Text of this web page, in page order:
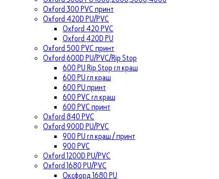
Oxford 300 PVC принт
Oxford 420D PU/PVC
Oxford 420 PVC
Oxford 420D PU
Oxford 500 PVC принт
Oxford 600D PU/PVC/Rip Stop
600 PU Rip Stop гл краш
600 PU гл краш
600 PU принт
600 PVC гл краш
600 PVC принт
Oxford 840 PVC
Oxford 900D PU/PVC
900 PU гл краш / принт
900 PVC
Oxford 1200D PU/PVC
Oxford 1680 PU/PVC
Оксфорд 1680 PU